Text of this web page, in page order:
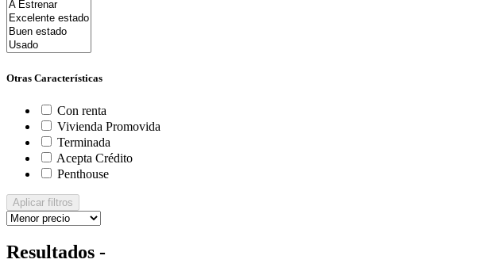
Otras Características
Con renta
Vivienda Promovida
Terminada
Acepta Crédito
Penthouse
Aplicar filtros
Resultados -